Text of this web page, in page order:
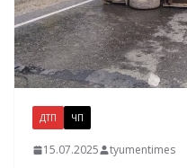
ДТП ЧП
15.07.2025 tyumentimes